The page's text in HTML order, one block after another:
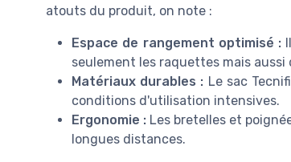
atouts du produit, on note :
Espace de rangement optimisé :
seulement les raquettes mais
Matériaux durables : Le sac
conditions d'utilisation intensives.
Ergonomie : Les bretelles et
longues distances.